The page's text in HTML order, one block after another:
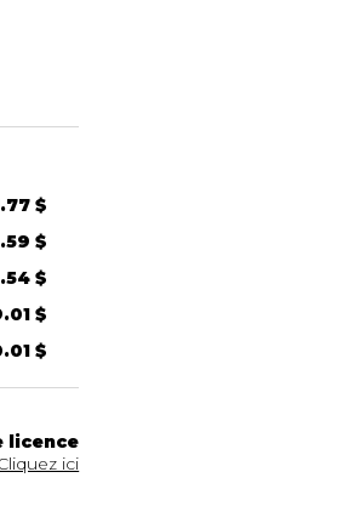
$
$
$
$
$
licence
ici